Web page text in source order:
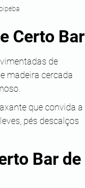
Certo Bar
de
madeira cercada
que convida a
pés descalços
Bar de